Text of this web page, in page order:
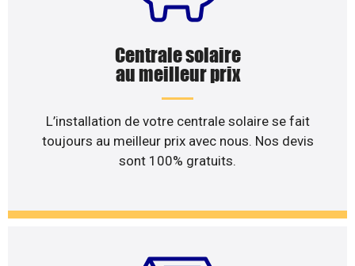
Centrale solaire
au meilleur prix
L’installation de votre centrale solaire se fait
toujours au meilleur prix avec nous. Nos devis
sont 100% gratuits.